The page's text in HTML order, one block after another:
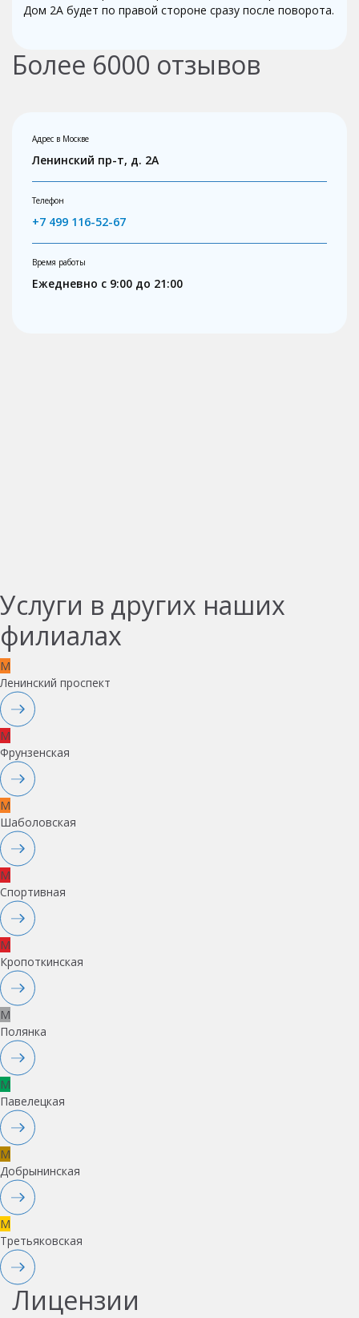
Дом 2А будет по правой стороне сразу после поворота.
Более 6000 отзывов
Адрес в Москве
Ленинский пр-т, д. 2А
Телефон
+7 499 116-52-67
Время работы
Ежедневно с 9:00 до 21:00
Услуги в других наших
филиалах
M
Ленинский проспект
M
Фрунзенская
M
Шаболовская
M
Спортивная
M
Кропоткинская
M
Полянка
M
Павелецкая
M
Добрынинская
M
Третьяковская
Лицензии